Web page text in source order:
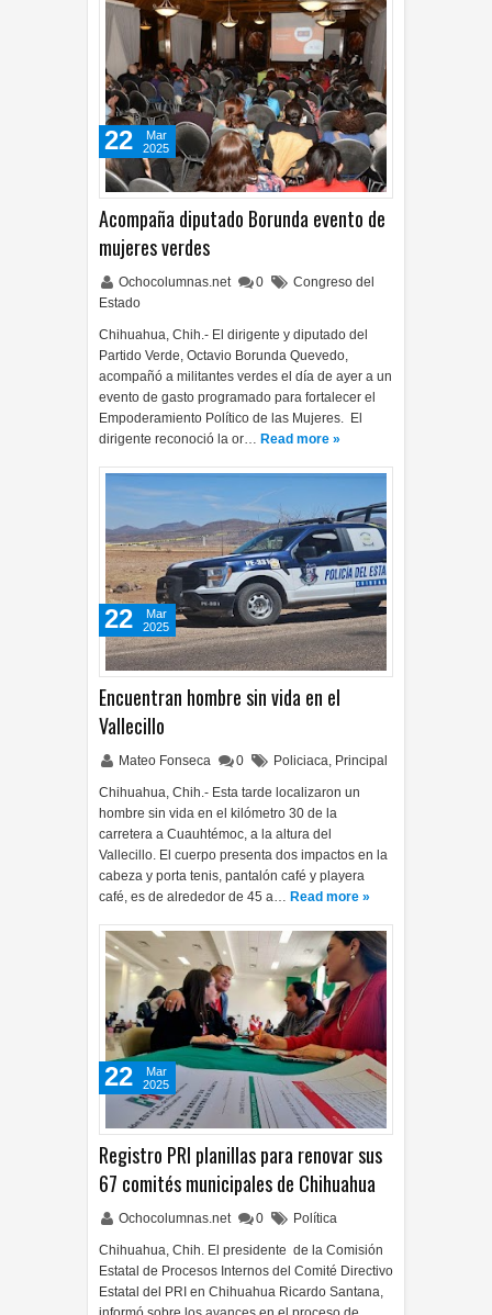
Acompaña diputado Borunda evento de
mujeres verdes
Ochocolumnas.net 0
Congreso del
Estado
Chihuahua, Chih.- El dirigente y diputado del
Partido Verde, Octavio Borunda Quevedo,
acompañó a militantes verdes el día de ayer a un
evento de gasto programado para fortalecer el
Empoderamiento Político de las Mujeres. El
dirigente reconoció la or… Read more »
22
Mar
2025
Encuentran hombre sin vida en el
Vallecillo
Mateo Fonseca 0 Policiaca, Principal
Chihuahua, Chih.- Esta tarde localizaron un
hombre sin vida en el kilómetro 30 de la
carretera a Cuauhtémoc, a la altura del
Vallecillo. El cuerpo presenta dos impactos en la
cabeza y porta tenis, pantalón café y playera
café, es de alrededor de 45 a… Read more »
22
Mar
2025
Registro PRI planillas para renovar sus
67 comités municipales de Chihuahua
Ochocolumnas.net 0 Política
Chihuahua, Chih. El presidente de la Comisión
Estatal de Procesos Internos del Comité Directivo
Estatal del PRI en Chihuahua Ricardo Santana,
22
Mar
2025